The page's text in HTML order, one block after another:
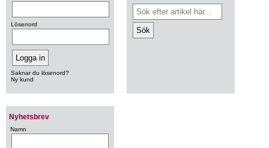
Lösenord
Saknar du lösenord?
Ny kund
Nyhetsbrev
Namn